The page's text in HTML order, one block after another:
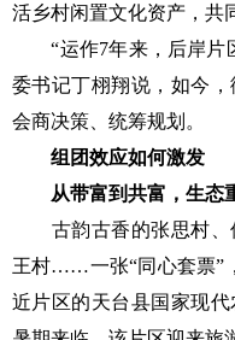
活乡村闲置文化资产，共
“运作7年来，后岸片
委书记丁栩翔说，如今
会商决策、统筹规划。
组团效应如何激发
从带富到共富，生态
古韵古香的张思村、
王村……一张“同心套票”
近片区的天台县国家现